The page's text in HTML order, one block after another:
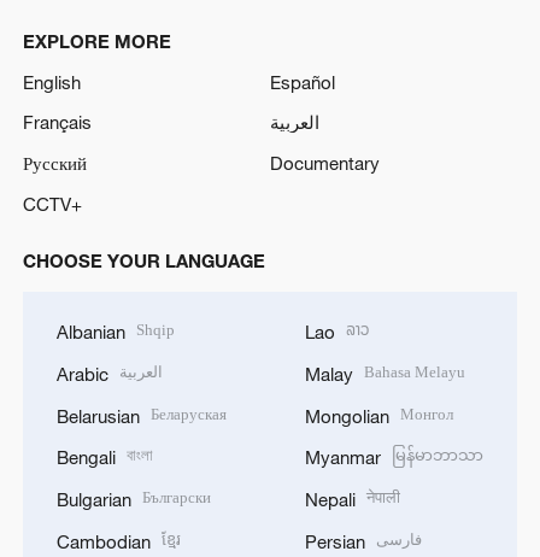
EXPLORE MORE
English
Español
Français
العربية
Русский
Documentary
CCTV+
CHOOSE YOUR LANGUAGE
Albanian Shqip
Arabic العربية
Belarusian Беларуская
Bengali বাংলা
Bulgarian Български
Cambodian ខ្មែរ
Lao ລາວ
Malay Bahasa Melayu
Mongolian Монгол
Myanmar မြန်မာဘာသာ
Nepali नेपाली
Persian فارسی